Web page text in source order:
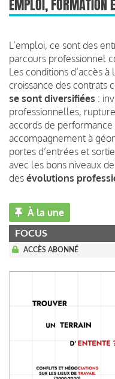
EMPLOI, FORMATION
L’emploi, ce sont des
parcours professionnel
Les conditions d’accès
croissance des contrats
se sont diversifiées :
professionnelles,
accords de
accompagnement à
portes d’entrées et
avec les bons niveaux de
des évolutions
À la une
FOCUS
ACCÈS ABONNÉ